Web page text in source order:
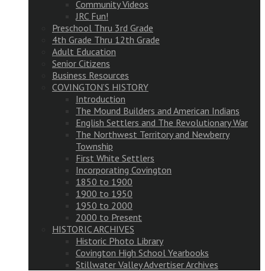
Community Videos
JRC Fun!
Preschool Thru 3rd Grade
4th Grade Thru 12th Grade
Adult Education
Senior Citizens
Business Resources
COVINGTON’S HISTORY
Introduction
The Mound Builders and American Indians
English Settlers and The Revolutionary War
The Northwest Territory and Newberry
Township
First White Settlers
Incorporating Covington
1850 to 1900
1900 to 1950
1950 to 2000
2000 to Present
HISTORIC ARCHIVES
Historic Photo Library
Covington High School Yearbooks
Stillwater Valley Advertiser Archives